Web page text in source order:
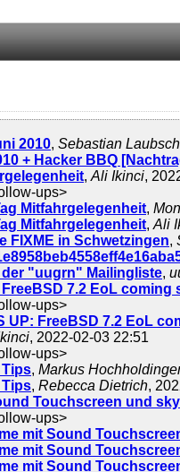
2010, Sebastian
+ Hacker BBQ
, Ali Ikinci,
ups>
Mitfahrgelegenheit,
Mitfahrgelegenheit, Ali
FIXME in Schwetzingen,
"uugrn" Mailingliste,
FreeBSD 7.2 EoL coming
ups>
UP: FreeBSD 7.2 EoL
, 2022-02-03 22:51
ups>
Tips, Markus
Tips, Rebecca Dietrich,
Touchscreen und
ups>
mit Sound
mit Sound
mit Sound